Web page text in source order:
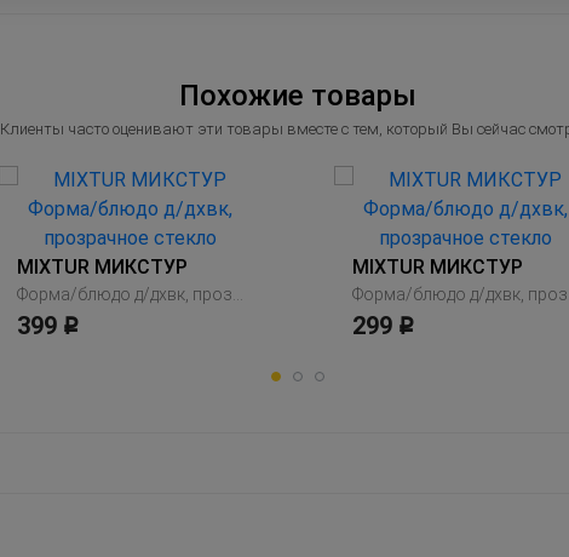
Похожие товары
Клиенты часто оценивают эти товары вместе с тем, который Вы сейчас
MIXTUR МИКСТУР
399 Р
MIXTUR МИКСТУР
299 Р